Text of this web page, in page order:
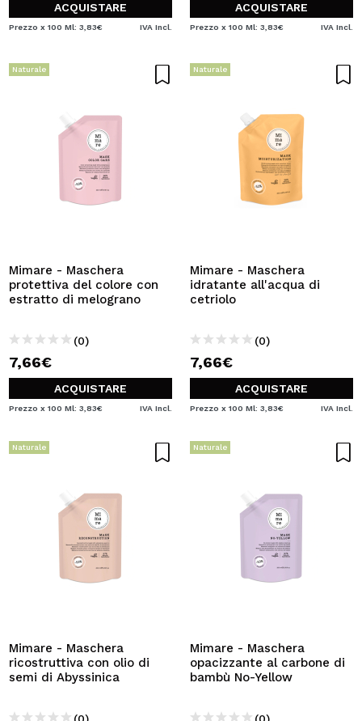
ACQUISTARE
Prezzo x 100 Ml: 3,83€ IVA Incl.
ACQUISTARE
Prezzo x 100 Ml: 3,83€ IVA Incl.
Naturale
Mimare - Maschera
protettiva del colore con
estratto di melograno
(0)
7,66€
ACQUISTARE
Prezzo x 100 Ml: 3,83€ IVA Incl.
Naturale
Mimare - Maschera
idratante all'acqua di
cetriolo
(0)
7,66€
ACQUISTARE
Prezzo x 100 Ml: 3,83€ IVA Incl.
Naturale
Mimare - Maschera
ricostruttiva con olio di
semi di Abyssinica
(0)
Naturale
Mimare - Maschera
opacizzante al carbone di
bambù No-Yellow
(0)